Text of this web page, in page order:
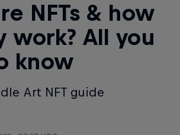
NFTs & how
work? All you
know
Art NFT guide